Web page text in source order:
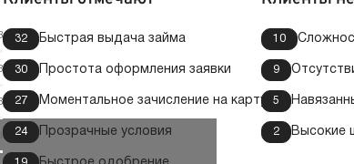
32 Быстрая выдача займа
30 Простота оформления заявки
27 Моментальное зачисление на карту
24 Прозрачные условия
10
9
5
2 Высокие